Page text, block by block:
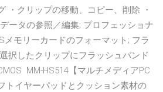
・クリップの移動、コピー、削除 ・
ータの参照／編集; プロフェッショナ
メモリーカードのフォーマット; フラ
択したクリップにフラッシュバンド
MM-HS514【マルチメディアPC
トイヤーパッドとクッション素材の